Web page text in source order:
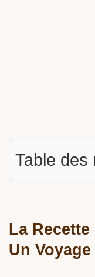
Table des
La
Un